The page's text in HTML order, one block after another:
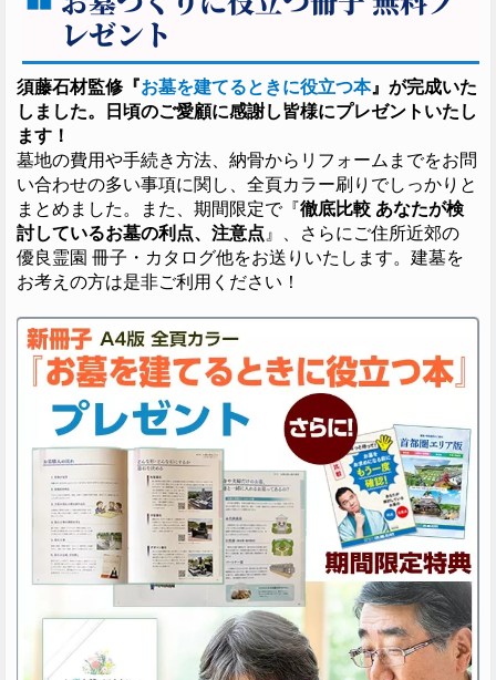
レゼント
須藤石材監修『お墓を建てるときに役立つ本』が完成いた
しました。日頃のご愛顧に感謝し皆様にプレゼントいたし
ます！
墓地の費用や手続き方法、納骨からリフォームまでをお問
い合わせの多い事項に関し、全頁カラー刷りでしっかりと
まとめました。また、期間限定で『徹底比較 あなたが検
討しているお墓の利点、注意点 』、さらにご住所近郊の
優良霊園 冊子・カタログ他をお送りいたします。建墓を
お考えの方は是非ご利用ください！